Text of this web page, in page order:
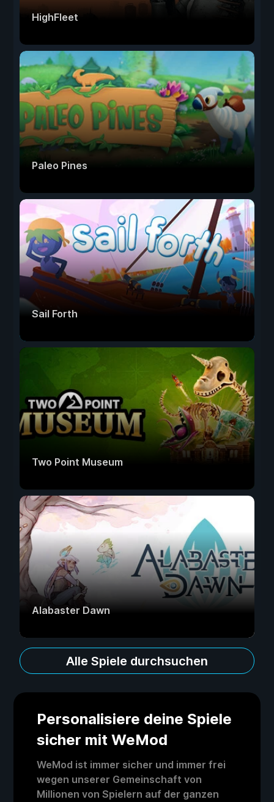
HighFleet
Paleo Pines
Sail Forth
Two Point Museum
Alabaster Dawn
Alle Spiele durchsuchen
Personalisiere deine Spiele
sicher mit WeMod
WeMod ist immer sicher und immer frei
wegen unserer Gemeinschaft von
Millionen von Spielern auf der ganzen